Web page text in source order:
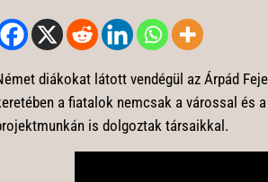
diákokat látott vendégül az Árpád
a fiatalok nemcsak a várossal és
is dolgoztak társaikkal.